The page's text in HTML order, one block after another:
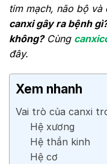
tim mạch, não bộ và
canxi gây ra bệnh
không?Cùng
đây.
Xem nhanh
Vai trò của canxi
Hệ xương
Hệ thần kinh
Hệ cơ